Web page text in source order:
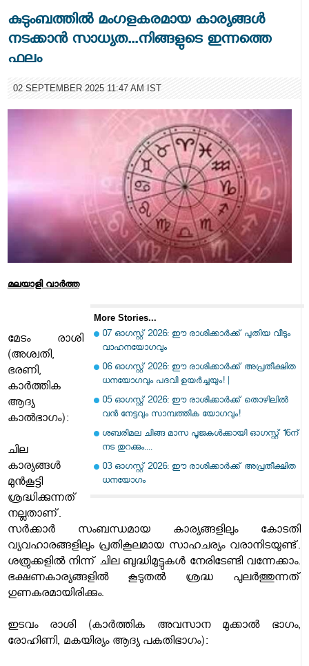
കുടുംബത്തില്‍ മംഗളകരമായ കാര്യങ്ങള്‍
നടക്കാന്‍ സാധ്യത...നിങ്ങളുടെ ഇന്നത്തെ
ഫലം
02 SEPTEMBER 2025 11:47 AM IST
മലയാളി വാര്‍ത്ത
More Stories...
07 ഓഗസ്റ്റ് 2026: ഈ രാശിക്കാർക്ക് പുതിയ വീടും
വാഹനയോഗവും
06 ഓഗസ്റ്റ് 2026: ഈ രാശിക്കാർക്ക് അപ്രതീക്ഷിത
ധനയോഗവും പദവി ഉയർച്ചയും! |
05 ഓഗസ്റ്റ് 2026: ഈ രാശിക്കാർക്ക് തൊഴിലിൽ
വൻ നേട്ടവും സാമ്പത്തിക യോഗവും!
ശബരിമല ചിങ്ങ മാസ പൂജകൾക്കായി ഓഗസ്റ്റ് 16ന്
നട തുറക്കും....
03 ഓഗസ്റ്റ് 2026: ഈ രാശിക്കാർക്ക് അപ്രതീക്ഷിത
ധനയോഗം
മേടം രാശി
(അശ്വതി,
ഭരണി,
കാര്‍ത്തിക
ആദ്യ
കാല്‍ഭാഗം):
ചില
കാര്യങ്ങള്‍
മുന്‍കൂട്ടി
ശ്രദ്ധിക്കുന്നത്
നല്ലതാണ്.
സര്‍ക്കാര്‍ സംബന്ധമായ കാര്യങ്ങളിലും കോടതി
വ്യവഹാരങ്ങളിലും പ്രതികൂലമായ സാഹചര്യം വരാനിടയുണ്ട്.
ശത്രുക്കളില്‍ നിന്ന് ചില ബുദ്ധിമുട്ടുകള്‍ നേരിടേണ്ടി വന്നേക്കാം.
ഭക്ഷണകാര്യങ്ങളില്‍ കൂടുതല്‍ ശ്രദ്ധ പുലര്‍ത്തുന്നത്
ഗുണകരമായിരിക്കും.
ഇടവം രാശി (കാര്‍ത്തിക അവസാന മുക്കാല്‍ ഭാഗം,
രോഹിണി, മകയിര്യം ആദ്യ പകുതിഭാഗം):